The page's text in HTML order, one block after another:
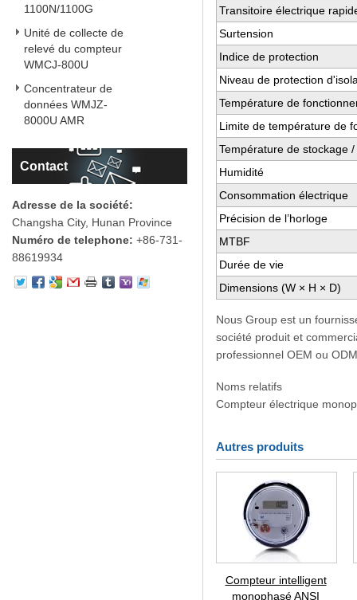
1100N/1100G
Unité de collecte de
relevé du compteur
WMCJ-800U
Concentrateur de
données WMJZ-
8000U AMR
Contact
Adresse de la société:
Changsha City, Hunan Province
Numéro de telephone: +86-731-
88619934
Transitoire électrique
Surtension
Indice de protection
Niveau de protection
Température de
Limite de température de
Température de stockage
Humidité
Consommation électrique
Précision de l’horloge
MTBF
Durée de vie
Dimensions (W × H × D)
Nous Group est un
société produit et
professionnel OEM ou
Noms relatifs
Compteur électrique
Autres produits
Compteur intelligent
monophasé ANSI